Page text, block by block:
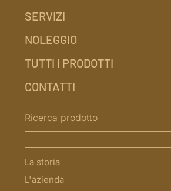
SERVIZI
NOLEGGIO
TUTTI I PRODOTTI
CONTATTI
Ricerca prodotto
La storia
L'azienda